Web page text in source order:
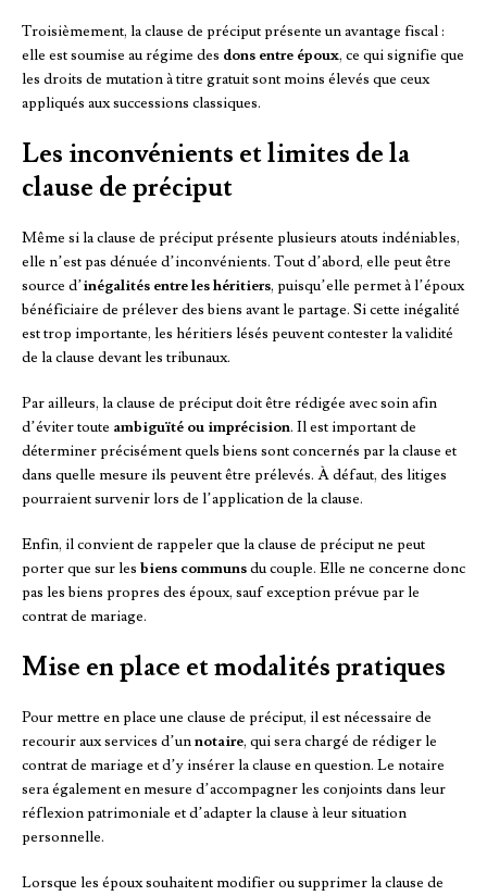
Troisièmement, la clause de préciput présente un avantage fiscal :
elle est soumise au régime des dons entre époux, ce qui signifie que
les droits de mutation à titre gratuit sont moins élevés que ceux
appliqués aux successions classiques.
Les inconvénients et limites de la
clause de préciput
Même si la clause de préciput présente plusieurs atouts indéniables,
elle n’est pas dénuée d’inconvénients. Tout d’abord, elle peut être
source d’inégalités entre les héritiers, puisqu’elle permet à l’époux
bénéficiaire de prélever des biens avant le partage. Si cette inégalité
est trop importante, les héritiers lésés peuvent contester la validité
de la clause devant les tribunaux.
Par ailleurs, la clause de préciput doit être rédigée avec soin afin
d’éviter toute ambiguïté ou imprécision. Il est important de
déterminer précisément quels biens sont concernés par la clause et
dans quelle mesure ils peuvent être prélevés. À défaut, des litiges
pourraient survenir lors de l’application de la clause.
Enfin, il convient de rappeler que la clause de préciput ne peut
porter que sur les biens communsdu couple. Elle ne concerne donc
pas les biens propres des époux, sauf exception prévue par le
contrat de mariage.
Mise en place et modalités pratiques
Pour mettre en place une clause de préciput, il est nécessaire de
recourir aux services d’unnotaire, qui sera chargé de rédiger le
contrat de mariage et d’y insérer la clause en question. Le notaire
sera également en mesure d’accompagner les conjoints dans leur
réflexion patrimoniale et d’adapter la clause à leur situation
personnelle.
Lorsque les époux souhaitent modifier ou supprimer la clause de